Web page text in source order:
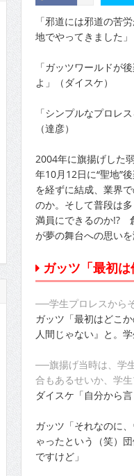
「邪道には邪道の苦
地でやってきました」
「ガッツワールドが
よ」（ダイスケ）
「シンプルなプロレ
（達彦）
2004年に旗揚げした
年10月12日に“聖地”
を経ずに結成、業界
のか。そして普段は
満員にできるのか!?
が夢の舞台への思いを
ガッツ「最初
──学生プロレスから
ガッツ「最初はどこ
人間じゃない』と。
──旗揚げ当時は、学
合もあるせいか、学生
ダイスケ「自分から
ガッツ「それなのに
ゃったという（笑）
ですけど」